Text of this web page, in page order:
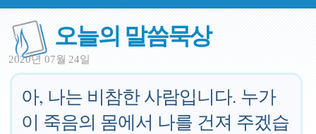
오늘의 말씀묵상
2020년 07월 24일
아, 나는 비참한 사람입니다. 누가
이 죽음의 몸에서 나를 건져 주겠습